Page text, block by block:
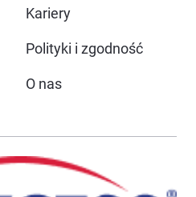
Kariery
Polityki i zgodność
O nas